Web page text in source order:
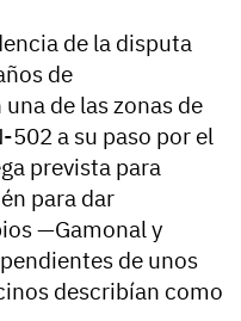
de la disputa
de
de las zonas de
502 a su paso por el
prevista para
para dar
—Gamonal y
de unos
describían como